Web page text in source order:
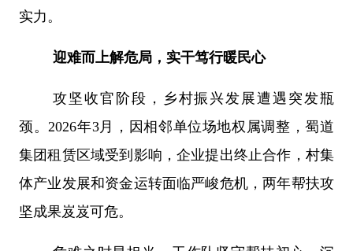
实力。
迎难而上解危局，实干笃行暖民心
攻坚收官阶段，乡村振兴发展遭遇突发瓶
颈。2026年3月，因相邻单位场地权属调整，蜀道
集团租赁区域受到影响，企业提出终止合作，村集
体产业发展和资金运转面临严峻危机，两年帮扶攻
坚成果岌岌可危。